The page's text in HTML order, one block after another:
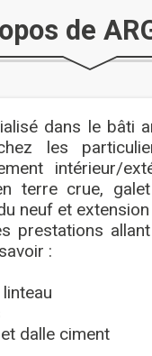
de
dans le bâti
chez les
intérieur/
terre crue,
neuf et
prestations
:
dalle ciment